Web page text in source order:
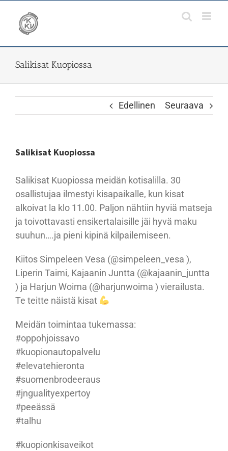
content
Salikisat Kuopiossa
Edellinen Seuraava
Salikisat Kuopiossa
Salikisat Kuopiossa meidän kotisalilla. 30
osallistujaa ilmestyi kisapaikalle, kun kisat
alkoivat la klo 11.00. Paljon nähtiin hyviä matseja
ja toivottavasti ensikertalaisille jäi hyvä maku
suuhun….ja pieni kipinä kilpailemiseen.
Kiitos Simpeleen Vesa (@simpeleen_vesa ),
Liperin Taimi, Kajaanin Juntta (@kajaanin_juntta
) ja Harjun Woima (@harjunwoima ) vierailusta.
Te teitte näistä kisat
Meidän toimintaa tukemassa:
#oppohjoissavo
#kuopionautopalvelu
#elevatehieronta
#suomenbrodeeraus
#jngualityexpertoy
#peeässä
#talhu
#kuopionkisaveikot